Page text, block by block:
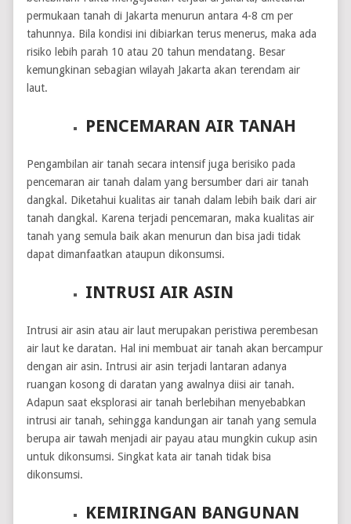
permukaan tanah di Jakarta menurun antara 4-8 cm per
tahunnya. Bila kondisi ini dibiarkan terus menerus, maka ada
risiko lebih parah 10 atau 20 tahun mendatang. Besar
kemungkinan sebagian wilayah Jakarta akan terendam air
laut.
PENCEMARAN AIR TANAH
Pengambilan air tanah secara intensif juga berisiko pada
pencemaran air tanah dalam yang bersumber dari air tanah
dangkal. Diketahui kualitas air tanah dalam lebih baik dari air
tanah dangkal. Karena terjadi pencemaran, maka kualitas air
tanah yang semula baik akan menurun dan bisa jadi tidak
dapat dimanfaatkan ataupun dikonsumsi.
INTRUSI AIR ASIN
Intrusi air asin atau air laut merupakan peristiwa perembesan
air laut ke daratan. Hal ini membuat air tanah akan bercampur
dengan air asin. Intrusi air asin terjadi lantaran adanya
ruangan kosong di daratan yang awalnya diisi air tanah.
Adapun saat eksplorasi air tanah berlebihan menyebabkan
intrusi air tanah, sehingga kandungan air tanah yang semula
berupa air tawah menjadi air payau atau mungkin cukup asin
untuk dikonsumsi. Singkat kata air tanah tidak bisa
dikonsumsi.
KEMIRINGAN BANGUNAN